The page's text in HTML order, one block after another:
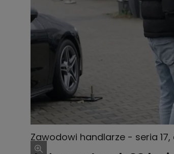
Zawodowi handlarze - seria 17,